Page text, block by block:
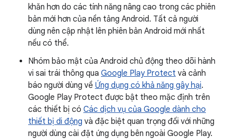
khăn hơn do các tính năng nâng cao trong các phiên
bản mới hơn của nền tảng Android. Tất cả người
dùng nên cập nhật lên phiên bản Android mới nhất
nếu có thể.
Nhóm bảo mật của Android chủ động theo dõi hành
vi sai trái thông qua Google Play Protect và cảnh
báo người dùng về Ứng dụng có khả năng gây hại.
Google Play Protect được bật theo mặc định trên
các thiết bị có Các dịch vụ của Google dành cho
thiết bị di động và đặc biệt quan trọng đối với những
người dùng cài đặt ứng dụng bên ngoài Google Play.